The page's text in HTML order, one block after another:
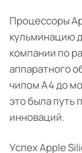
Процессоры
кульминацию
компании по
аппаратного
чипом A4 до
это была путь
инноваций.
Успех Apple